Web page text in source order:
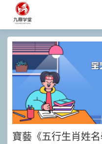
寶藝《五行生肖姓